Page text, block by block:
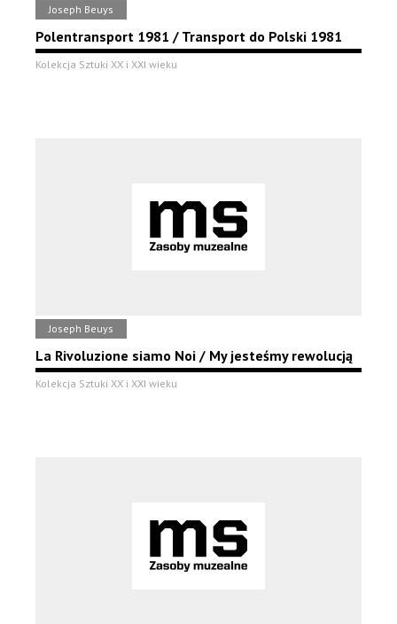
Joseph Beuys
Polentransport 1981 / Transport do Polski 1981
Kolekcja Sztuki XX i XXI wieku
Joseph Beuys
La Rivoluzione siamo Noi / My jesteśmy rewolucją
Kolekcja Sztuki XX i XXI wieku